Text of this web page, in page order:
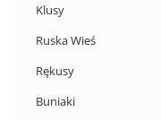
Klusy
Ruska Wieś
Rękusy
Buniaki